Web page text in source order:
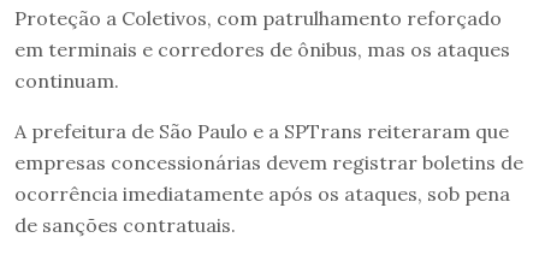
Proteção a Coletivos, com patrulhamento reforçado
em terminais e corredores de ônibus, mas os ataques
continuam.
A prefeitura de São Paulo e a SPTrans reiteraram que
empresas concessionárias devem registrar boletins de
ocorrência imediatamente após os ataques, sob pena
de sanções contratuais.